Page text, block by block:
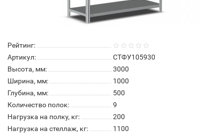
Рейтинг:
Артикул:
СТФУ105930
Высота, мм:
3000
Ширина, мм:
1000
Глубина, мм:
500
Количество полок:
9
Нагрузка на полку, кг:
200
Нагрузка на стеллаж, кг:
1100